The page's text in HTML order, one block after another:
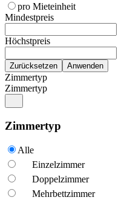
pro Mieteinheit
Mindestpreis
Höchstpreis
Zimmertyp
Zimmertyp
Zimmertyp
Alle
Einzelzimmer
Doppelzimmer
Mehrbettzimmer